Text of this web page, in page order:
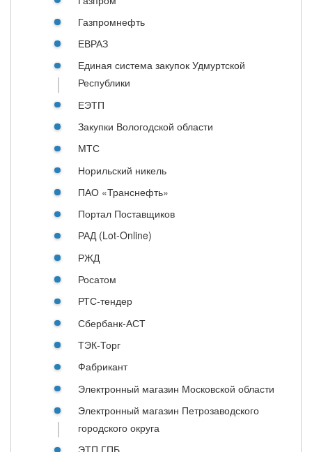
Газпромнефть
ЕВРАЗ
Единая система закупок Удмуртской
Республики
ЕЭТП
Закупки Вологодской области
МТС
Норильский никель
ПАО «Транснефть»
Портал Поставщиков
РАД (Lot-Online)
РЖД
Росатом
РТС-тендер
Сбербанк-АСТ
ТЭК-Торг
Фабрикант
Электронный магазин Московской области
Электронный магазин Петрозаводского
городского округа